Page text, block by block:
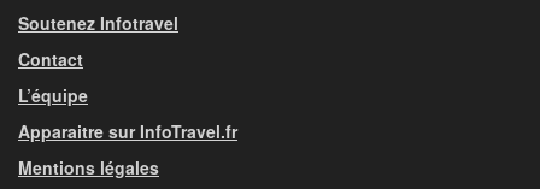
Soutenez Infotravel
Contact
L’équipe
Apparaitre sur InfoTravel.fr
Mentions légales